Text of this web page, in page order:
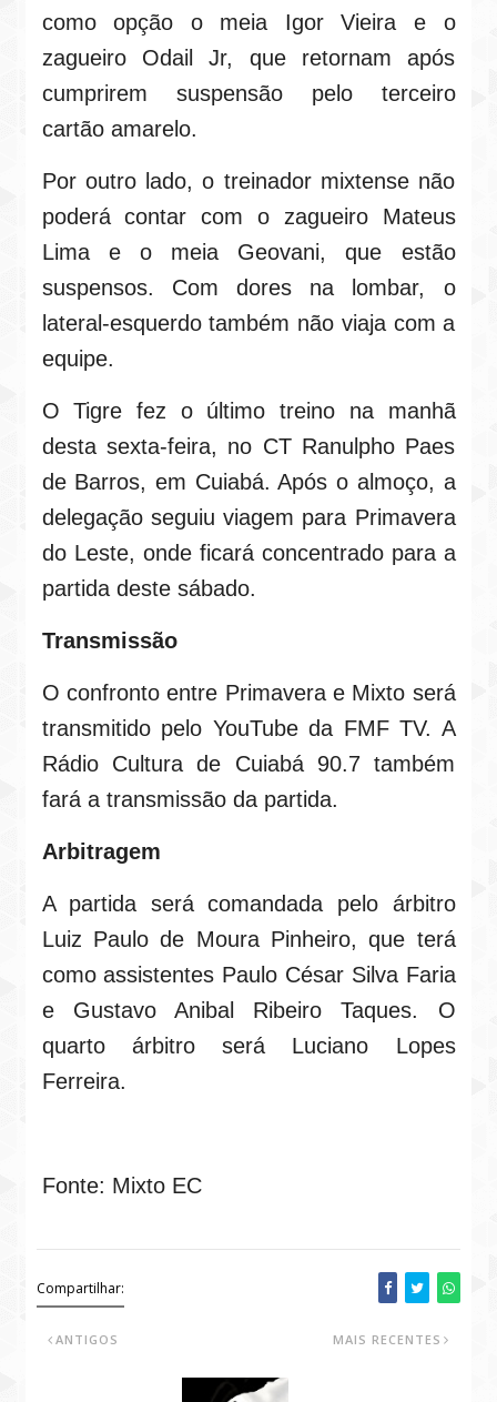
como opção o meia Igor Vieira e o
zagueiro Odail Jr, que retornam após
cumprirem suspensão pelo terceiro
cartão amarelo.
Por outro lado, o treinador mixtense não
poderá contar com o zagueiro Mateus
Lima e o meia Geovani, que estão
suspensos. Com dores na lombar, o
lateral-esquerdo também não viaja com a
equipe.
O Tigre fez o último treino na manhã
desta sexta-feira, no CT Ranulpho Paes
de Barros, em Cuiabá. Após o almoço, a
delegação seguiu viagem para Primavera
do Leste, onde ficará concentrado para a
partida deste sábado.
Transmissão
O confronto entre Primavera e Mixto será
transmitido pelo YouTube da FMF TV. A
Rádio Cultura de Cuiabá 90.7 também
fará a transmissão da partida.
Arbitragem
A partida será comandada pelo árbitro
Luiz Paulo de Moura Pinheiro, que terá
como assistentes Paulo César Silva Faria
e Gustavo Anibal Ribeiro Taques. O
quarto árbitro será Luciano Lopes
Ferreira.
Fonte: Mixto EC
Compartilhar:
MAIS RECENTES
ANTIGOS